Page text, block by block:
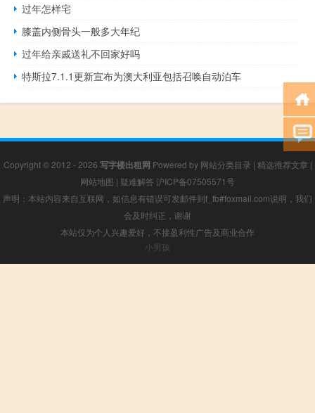
过年怎样宅
膝盖内侧骨头一般多大年纪
过年给亲戚送礼不回家好吗
特斯拉7.1.1更新宣布为澳大利亚包括召唤自动泊车
Copyright © 2012 - 2026 写字楼出租网 Powered by 网站分类目录 | 精选推荐文章 |
网站地图 | 疑难解答 沪ICP备07505571号
声明：本站内容来自互联网，如信息有错误可发邮件到f_fb#foxmail.com说明，我们
会及时纠正，谢谢
本站仅为个人兴趣爱好，不接盈利性广告及商业合作
小男孩